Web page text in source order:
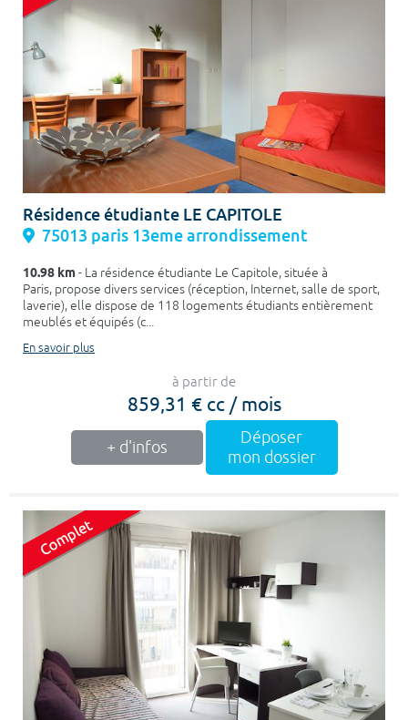
Résidence étudiante LE CAPITOLE
75013 paris 13eme arrondissement
10.98 km- La résidence étudiante Le Capitole, située à
Paris, propose divers services (réception, Internet, salle de sport,
laverie), elle dispose de 118 logements étudiants entièrement
meublés et équipés (c...
En savoir plus
à partir de
859,31 € cc / mois
+ d'infos
Déposer
mon dossier